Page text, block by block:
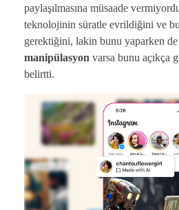
paylaşılmasına müsaade
teknolojinin süratle evrildiğini ve
gerektiğini, lakin bunu yaparken
manipülasyon varsa bunu açıkça
belirtti.